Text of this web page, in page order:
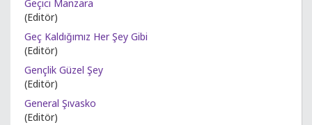
Geçici Manzara
(Editör)
Geç Kaldığımız Her Şey Gibi
(Editör)
Gençlik Güzel Şey
(Editör)
General Şıvasko
(Editör)